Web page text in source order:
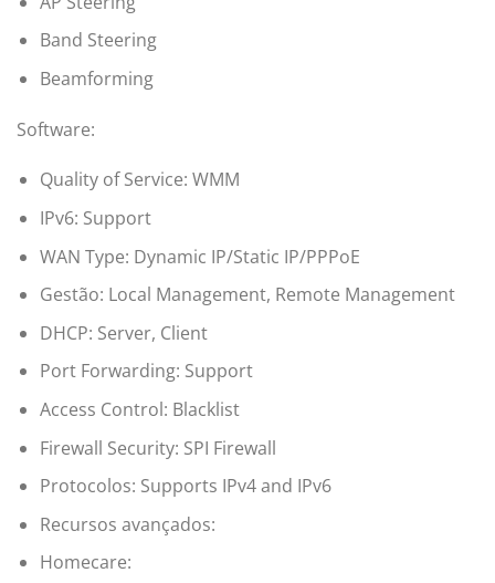
Band Steering
Beamforming
Software:
Quality of Service: WMM
IPv6: Support
WAN Type: Dynamic IP/Static IP/PPPoE
Gestão: Local Management, Remote Management
DHCP: Server, Client
Port Forwarding: Support
Access Control: Blacklist
Firewall Security: SPI Firewall
Protocolos: Supports IPv4 and IPv6
Recursos avançados:
Homecare: